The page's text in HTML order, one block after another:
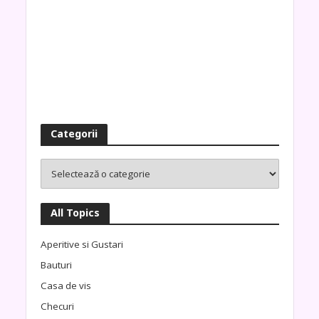
Categorii
All Topics
Aperitive si Gustari
Bauturi
Casa de vis
Checuri